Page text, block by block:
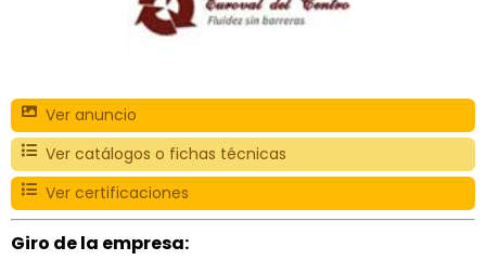
Ver anuncio
Ver catálogos o fichas técnicas
Ver certificaciones
Giro de la empresa: